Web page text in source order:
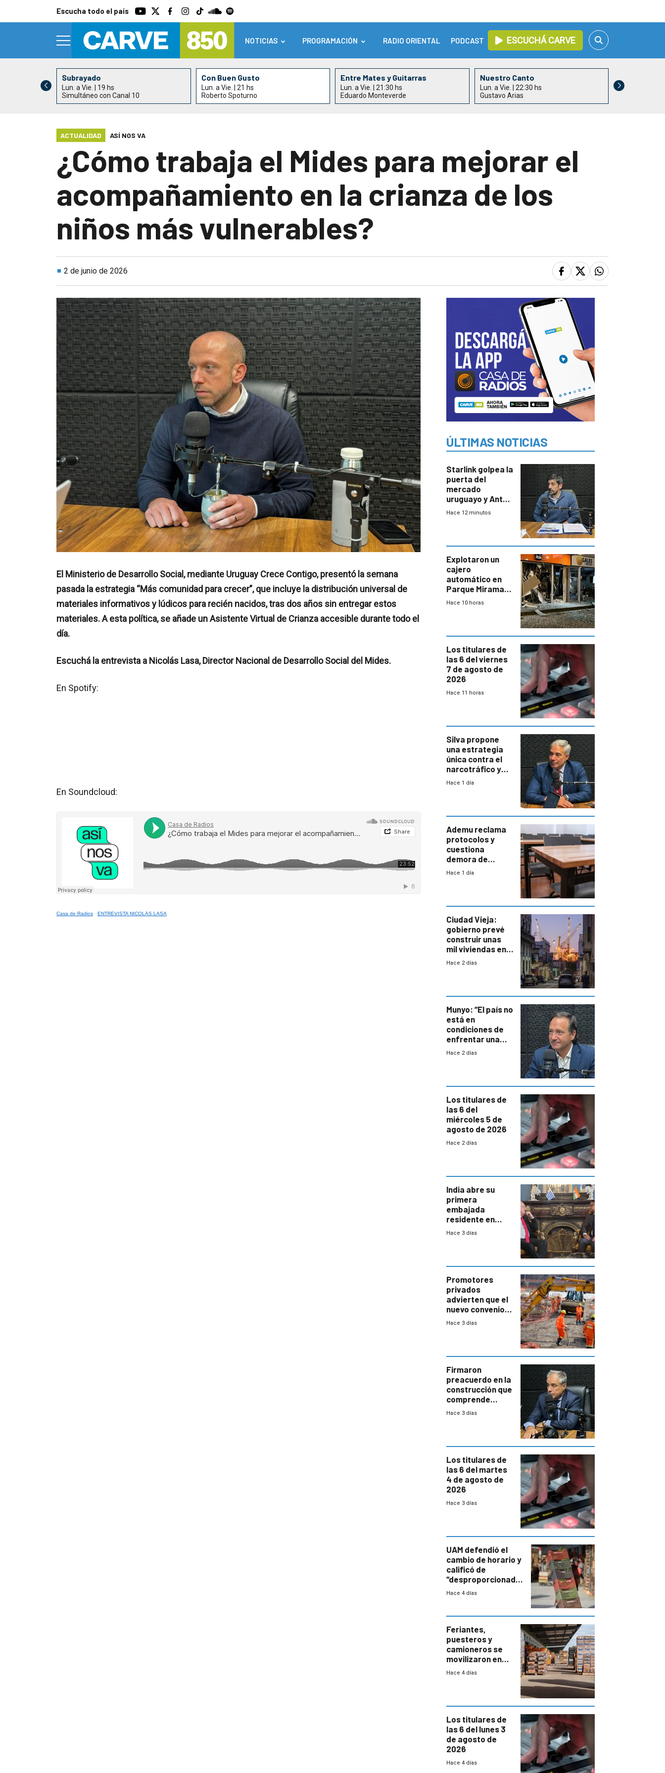
Escucha todo el país
NOTICIAS PROGRAMACIÓN RADIO ORIENTAL PODCAST ESCUCHÁ CARVE
Subrayado
Lun. a Vie. | 19 hs
Simultáneo con Canal 10
Con Buen Gusto
Lun. a Vie. | 21 hs
Roberto Spoturno
Entre Mates y Guitarras
Lun. a Vie. | 21:30 hs
Eduardo Monteverde
Nuestro Canto
Lun. a Vie. | 22:30 hs
Gustavo Arias
ACTUALIDAD ASÍ NOS VA
¿Cómo trabaja el Mides para mejorar el
acompañamiento en la crianza de los
niños más vulnerables?
2 de junio de 2026
El Ministerio de Desarrollo Social, mediante Uruguay Crece Contigo, presentó la semana
pasada la estrategia “Más comunidad para crecer”, que incluye la distribución universal de
materiales informativos y lúdicos para recién nacidos, tras dos años sin entregar estos
materiales. A esta política, se añade un Asistente Virtual de Crianza accesible durante todo el
día.
Escuchá la entrevista a Nicolás Lasa, Director Nacional de Desarrollo Social del Mides.
En Spotify:
En Soundcloud:
Casa de Radios · ENTREVISTA NICOLÁS LASA
ÚLTIMAS NOTICIAS
Starlink golpea la
puerta del
mercado
uruguayo y Antel
responde:
con mayor
miedo”
Hace 12 minutos
Explotaron un
cajero
automático en
Parque Miramar;
hay 3 detenidos
Hace 10 horas
Los titulares de
las 6 del viernes
7 de agosto de
2026
Hace 11 horas
Silva propone
una estrategia
única contra el
narcotráfico y
mayor
Hace 1 día
Ademu reclama
protocolos y
cuestiona
demora de
Primaria ante
Hace 1 día
Ciudad Vieja:
gobierno prevé
construir unas
mil viviendas en
un plan de
Hace 2 días
Munyo: “El país no
está en
condiciones de
enfrentar una
reducción de la
Hace 2 días
Los titulares de
las 6 del
miércoles 5 de
agosto de 2026
Hace 2 días
India abre su
primera
embajada
residente en
Uruguay y crecen
enorme
potencial
Hace 3 días
Promotores
privados
advierten que el
nuevo convenio
de la
a revisar
proyectos
Hace 3 días
Firmaron
preacuerdo en la
construcción que
comprende
reducción
Hace 3 días
Los titulares de
las 6 del martes
4 de agosto de
2026
Hace 3 días
UAM defendió el
cambio de horario y
calificó de
“desproporcionado”
el bloqueo de
Hace 4 días
Feriantes,
puesteros y
camioneros se
movilizaron en
rechazo a
Hace 4 días
Los titulares de
las 6 del lunes 3
de agosto de
2026
Hace 4 días